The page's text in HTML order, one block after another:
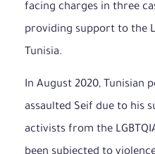
facing charges in three
providing support to the
Tunisia.
In August 2020, Tunisian
assaulted Seif due to his
activists from the